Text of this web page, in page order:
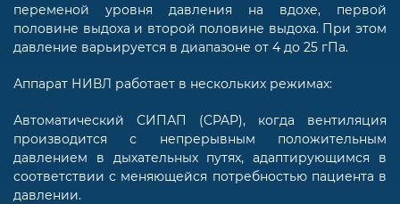
переменой уровня давления на вдохе, первой
половине выдоха и второй половине выдоха. При этом
давление варьируется в диапазоне от 4 до 25 гПа.
Аппарат НИВЛ работает в нескольких режимах:
Автоматический СИПАП (CPAP), когда вентиляция
производится с непрерывным положительным
давлением в дыхательных путях, адаптирующимся в
соответствии с меняющейся потребностью пациента в
давлении.